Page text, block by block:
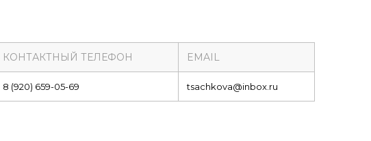
КОНТАКТНЫЙ ТЕЛЕФОН EMAIL
8 (920) 659-05-69 tsachkova@inbox.ru